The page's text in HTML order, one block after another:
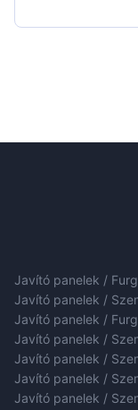
Javító panelek /
Javító panelek /
Javító panelek /
Javító panelek /
Javító panelek /
Javító panelek /
Javító panelek /